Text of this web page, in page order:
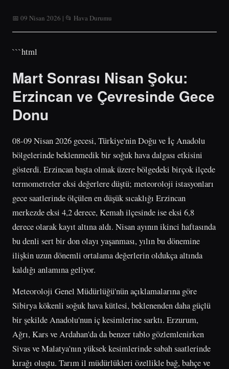
📅 09 Nisan 2026 | 📂 Hava Durumu
```html
Mart Sonrası Nisan Şoku:
Erzincan ve Çevresinde Gece
Donu
08-09 Nisan 2026 gecesi, Türkiye'nin Doğu ve İç Anadolu
bölgelerinde beklenmedik bir soğuk hava dalgası etkisini
gösterdi. Erzincan başta olmak üzere bölgedeki birçok ilçede
termometreler eksi değerlere düştü; meteoroloji istasyonları
gece saatlerinde ölçülen en düşük sıcaklığı Erzincan
merkezde eksi 4,2 derece, Kemah ilçesinde ise eksi 6,8
derece olarak kayıt altına aldı. Nisan ayının ikinci haftasında
bu denli sert bir don olayı yaşanması, yılın bu dönemine
ilişkin uzun dönemli ortalama değerlerin oldukça altında
kaldığı anlamına geliyor.
Meteoroloji Genel Müdürlüğü'nün açıklamalarına göre
Sibirya kökenli soğuk hava kütlesi, beklenenden daha güçlü
bir şekilde Anadolu'nun iç kesimlerine sarktı. Erzurum,
Ağrı, Kars ve Ardahan'da da benzer tablo gözlemlenirken
Sivas ve Malatya'nın yüksek kesimlerinde sabah saatlerinde
kırağı oluştu. Tarım il müdürlükleri özellikle bağ, bahçe ve